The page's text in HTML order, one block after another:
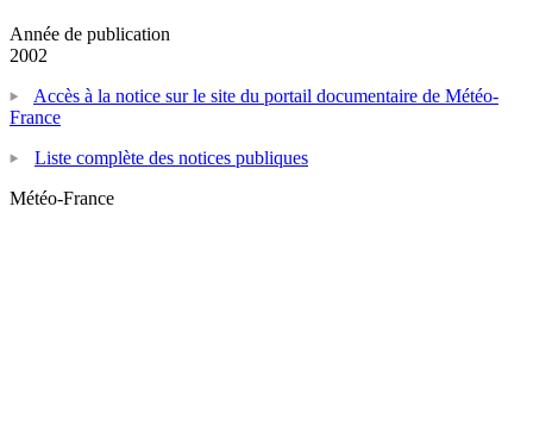
Année de publication
2002
Accès à la notice sur le site du portail documentaire de Météo-
France
Liste complète des notices publiques
Météo-France